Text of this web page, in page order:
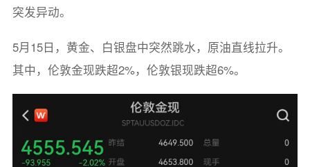
突发异动。
5月15日，黄金、白银盘中突然跳水，原油直线拉升。
其中，伦敦金现跌超2%，伦敦银现跌超6%。